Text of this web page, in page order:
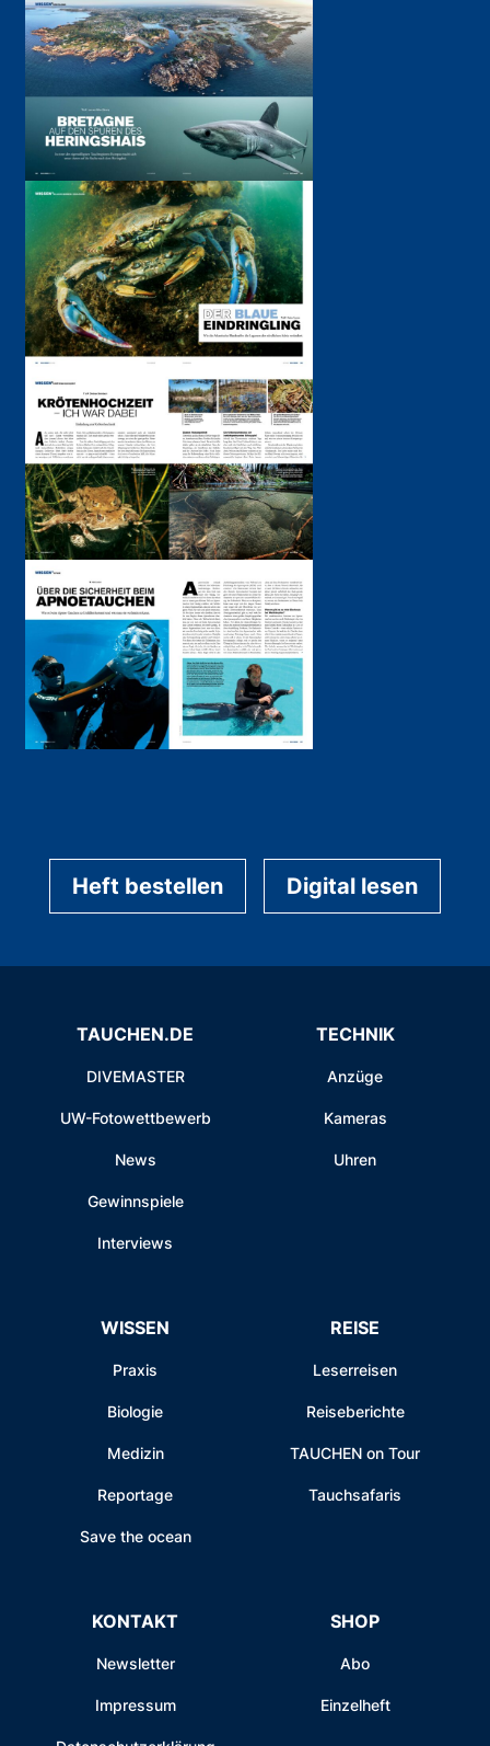
Heft bestellen Digital lesen
TAUCHEN.DE
DIVEMASTER
UW-Fotowettbewerb
News
Gewinnspiele
Interviews
TECHNIK
Anzüge
Kameras
Uhren
WISSEN
Praxis
Biologie
Medizin
Reportage
Save the ocean
REISE
Leserreisen
Reiseberichte
TAUCHEN on Tour
Tauchsafaris
KONTAKT
Newsletter
Impressum
SHOP
Abo
Einzelheft